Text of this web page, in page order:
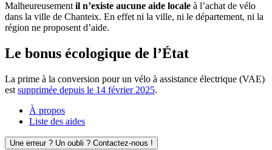
Malheureusement il n’existe aucune aide locale à l’achat de vélo
dans la ville de Chanteix. En effet ni la ville, ni le département, ni la
région ne proposent d’aide.
Le bonus écologique de l’État
La prime à la conversion pour un vélo à assistance électrique (VAE)
est supprimée depuis le 14 février 2025.
À propos
Liste des aides
Une erreur ? Un oubli ? Contactez-nous !